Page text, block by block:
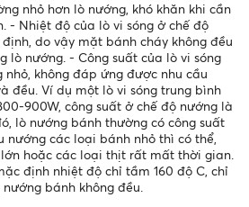
nhỏ hơn lò nướng, khó khăn khi cần
- Nhiệt độ của lò vi sóng ở chế độ
do vậy mặt bánh cháy không đều
lò nướng. - Công suất của lò vi sóng
không đáp ứng được nhu cầu
đều. Ví dụ một lò vi sóng trung bình
900W, công suất ở chế độ nướng là
lò nướng bánh thường có công suất
nướng các loại bánh nhỏ thì có thể,
hoặc các loại thịt rất mất thời gian.
định nhiệt độ chỉ tầm 160 độ C, chỉ
bánh không đều.